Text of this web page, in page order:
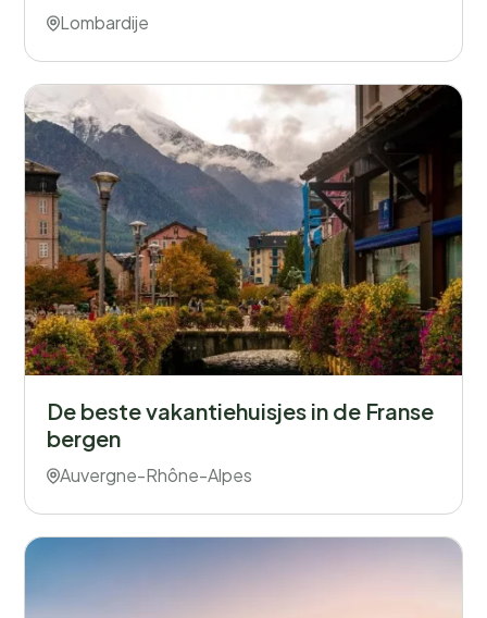
Lombardije
De beste vakantiehuisjes in de Franse
bergen
Auvergne-Rhône-Alpes